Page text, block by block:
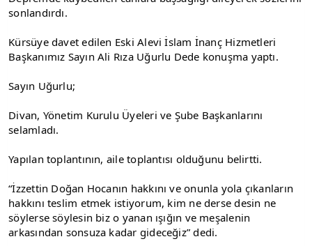
sonlandırdı.
Kürsüye davet edilen Eski Alevi İslam İnanç Hizmetleri
Başkanımız Sayın Ali Rıza Uğurlu Dede konuşma yaptı.
Sayın Uğurlu;
Divan, Yönetim Kurulu Üyeleri ve Şube Başkanlarını
selamladı.
Yapılan toplantının, aile toplantısı olduğunu belirtti.
“İzzettin Doğan Hocanın hakkını ve onunla yola çıkanların
hakkını teslim etmek istiyorum, kim ne derse desin ne
söylerse söylesin biz o yanan ışığın ve meşalenin
arkasından sonsuza kadar gideceğiz” dedi.